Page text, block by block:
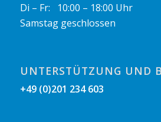
Di – Fr: 10:00 – 18:00 Uhr
Samstag geschlossen
UNTERSTÜTZUNG UND
+49 (0)201 234 603